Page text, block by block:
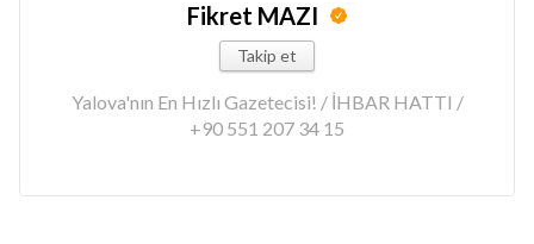
Fikret MAZI
Takip et
Yalova'nın En Hızlı Gazetecisi! / İHBAR HATTI /
+90 551 207 34 15